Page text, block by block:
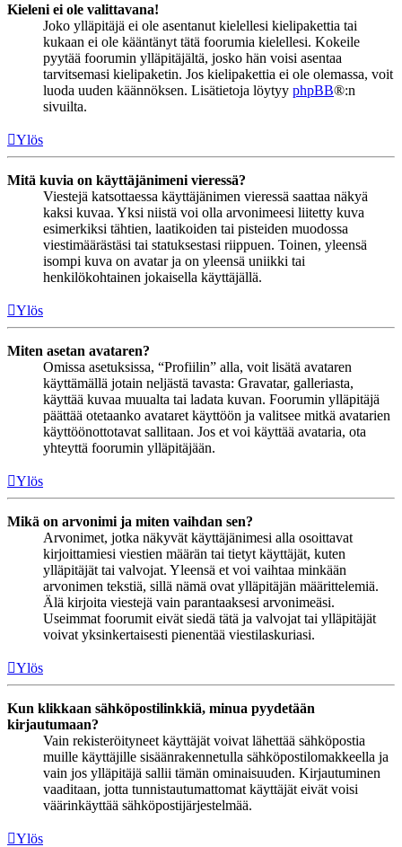
Kieleni ei ole valittavana!
Joko ylläpitäjä ei ole asentanut kielellesi kielipakettia tai
kukaan ei ole kääntänyt tätä foorumia kielellesi. Kokeile
pyytää foorumin ylläpitäjältä, josko hän voisi asentaa
tarvitsemasi kielipaketin. Jos kielipakettia ei ole olemassa, voit
luoda uuden käännöksen. Lisätietoja löytyy phpBB®:n
sivuilta.
Ylös
Mitä kuvia on käyttäjänimeni vieressä?
Viestejä katsottaessa käyttäjänimen vieressä saattaa näkyä
kaksi kuvaa. Yksi niistä voi olla arvonimeesi liitetty kuva
esimerkiksi tähtien, laatikoiden tai pisteiden muodossa
viestimäärästäsi tai statuksestasi riippuen. Toinen, yleensä
isompi kuva on avatar ja on yleensä uniikki tai
henkilökohtainen jokaisella käyttäjällä.
Ylös
Miten asetan avataren?
Omissa asetuksissa, “Profiilin” alla, voit lisätä avataren
käyttämällä jotain neljästä tavasta: Gravatar, galleriasta,
käyttää kuvaa muualta tai ladata kuvan. Foorumin ylläpitäjä
päättää otetaanko avataret käyttöön ja valitsee mitkä avatarien
käyttöönottotavat sallitaan. Jos et voi käyttää avataria, ota
yhteyttä foorumin ylläpitäjään.
Ylös
Mikä on arvonimi ja miten vaihdan sen?
Arvonimet, jotka näkyvät käyttäjänimesi alla osoittavat
kirjoittamiesi viestien määrän tai tietyt käyttäjät, kuten
ylläpitäjät tai valvojat. Yleensä et voi vaihtaa minkään
arvonimen tekstiä, sillä nämä ovat ylläpitäjän määrittelemiä.
Älä kirjoita viestejä vain parantaaksesi arvonimeäsi.
Useimmat foorumit eivät siedä tätä ja valvojat tai ylläpitäjät
voivat yksinkertaisesti pienentää viestilaskuriasi.
Ylös
Kun klikkaan sähköpostilinkkiä, minua pyydetään
kirjautumaan?
Vain rekisteröityneet käyttäjät voivat lähettää sähköpostia
muille käyttäjille sisäänrakennetulla sähköpostilomakkeella ja
vain jos ylläpitäjä sallii tämän ominaisuuden. Kirjautuminen
vaaditaan, jotta tunnistautumattomat käyttäjät eivät voisi
väärinkäyttää sähköpostijärjestelmää.
Ylös